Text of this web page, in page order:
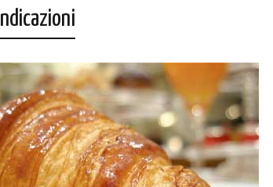
Indicazioni